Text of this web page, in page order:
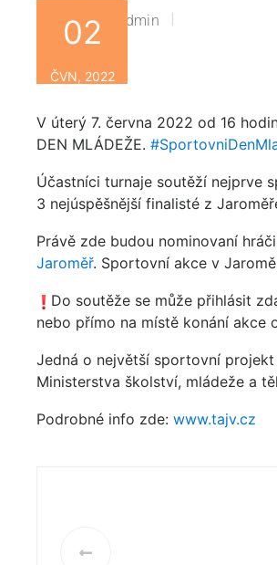
By Zsbn-Admin
02
ČVN, 2022
V úterý 7. června 2022 od 16
DEN MLÁDEŽE.
Účastníci turnaje soutěží nejprve
3 nejúspěšnější finalisté z
Právě zde budou nominovaní
Jaroměř. Sportovní akce v
Do soutěže se může přihlásit
nebo přímo na místě konání akce
Jedná o největší sportovní
Ministerstva školství, mládeže a
Podrobné info zde: www.tajv.cz